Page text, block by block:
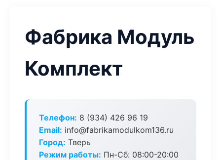
Фабрика Модуль
Комплект
Телефон: 8 (934) 426 96 19
Email: info@fabrikamodulkom136.ru
Город: Тверь
Режим работы: Пн-Сб: 08:00-20:00